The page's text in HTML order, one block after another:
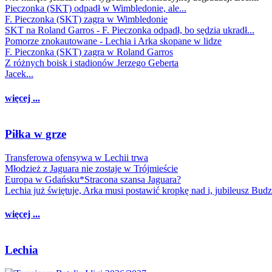
Pieczonka (SKT) odpadł w Wimbledonie, ale...
F. Pieczonka (SKT) zagra w Wimbledonie
SKT na Roland Garros - F. Pieczonka odpadł, bo sędzia ukradł...
Pomorze znokautowane - Lechia i Arka skopane w lidze
F. Pieczonka (SKT) zagra w Roland Garros
Z różnych boisk i stadionów Jerzego Geberta
Jacek...
więcej ...
Piłka w grze
Transferowa ofensywa w Lechii trwa
Młodzież z Jaguara nie zostaje w Trójmieście
Europa w Gdańsku*Stracona szansa Jaguara?
Lechia już świętuje, Arka musi postawić kropkę nad i, jubileusz
więcej ...
Lechia